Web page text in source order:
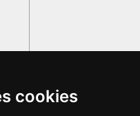
cookies